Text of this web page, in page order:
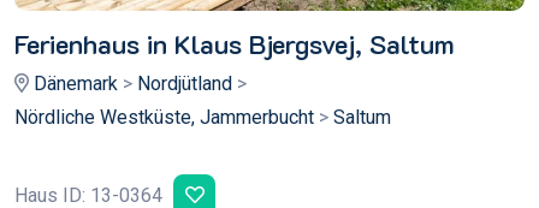
Ferienhaus in Klaus Bjergsvej, Saltum
Dänemark > Nordjütland >
Nördliche Westküste, Jammerbucht > Saltum
Haus ID: 13-0364